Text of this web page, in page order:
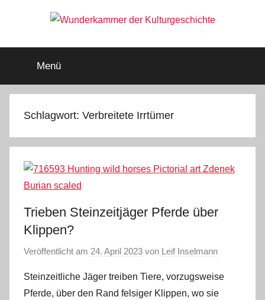
Wunderkammer
der
Kulturgeschichte
Geschichte
&
Archäologie
Menü
Schlagwort: Verbreitete Irrtümer
Trieben Steinzeitjäger Pferde über
Klippen?
Veröffentlicht am 24. April 2023 von Leif Inselmann
Steinzeitliche Jäger treiben Tiere, vorzugsweise
Pferde, über den Rand felsiger Klippen, wo sie